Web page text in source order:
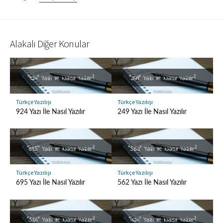
Alakalı Diğer Konular
Türkçe Yazılışı
924 Yazı İle Nasıl Yazılır
Türkçe Yazılışı
249 Yazı İle Nasıl Yazılır
Türkçe Yazılışı
695 Yazı İle Nasıl Yazılır
Türkçe Yazılışı
562 Yazı İle Nasıl Yazılır